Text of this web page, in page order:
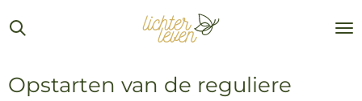
Ga
direct
de
hoofdinhoud
Opstarten van de reguliere